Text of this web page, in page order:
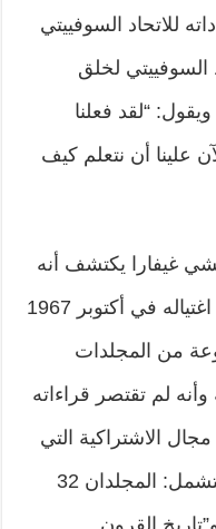
للاتحاد السوفييتي
لخلق
“لقد فعلنا
علينا أن نتعلم كيف
غيفارا يكتشف أنه
فقط في الفترة من 1965 وحتى اغتياله في أكتوبر 1967
من المجلدات
لم تقتصر قراءاته
الاشتراكية التي
كانت هدفه، بل تنوعت قراءاته لتشمل: المجلدان 32